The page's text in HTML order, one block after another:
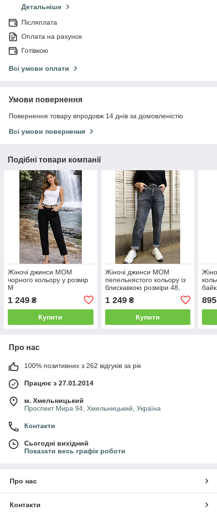
Детальніше
Післяплата
Оплата на рахунок
Готівкою
Всі умови оплати
Умови повернення
Повернення товару впродовж 14 днів за домовленістю
Всі умови повернення
Подібні товари компанії
Жіночі джинси МОМ
чорного кольору у розмір
М
1 249 ₴
Купити
Жіночі джинси МОМ
пепельнястого кольору із
блискавкою розміри 48,
1 249₴
Купити
895
Про нас
100% позитивних з 262 відгуків за рік
Працює з 27.01.2014
м. Хмельницький
Проспект Мира 94, Хмельницький, Україна
Контакти
Сьогодні вихідний
Показати весь графік роботи
Про нас
Контакти